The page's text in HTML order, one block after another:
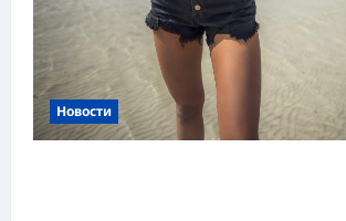
Новости